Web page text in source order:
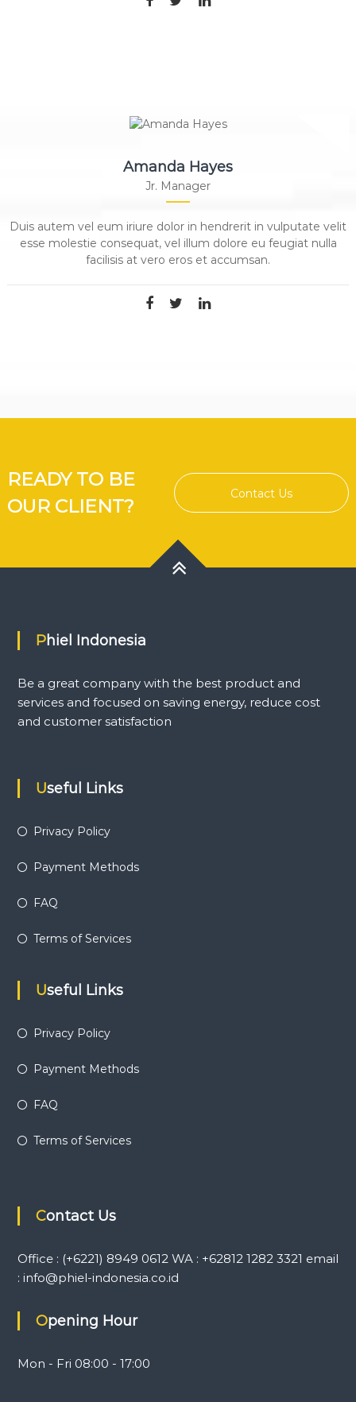
Amanda Hayes
Jr. Manager
Duis autem vel eum iriure dolor in hendrerit in vulputate velit
esse molestie consequat, vel illum dolore eu feugiat nulla
facilisis at vero eros et accumsan.
READY TO BE
OUR CLIENT?
Contact Us
Phiel Indonesia
Be a great company with the best product and
services and focused on saving energy, reduce cost
and customer satisfaction
Useful Links
Privacy Policy
Payment Methods
FAQ
Terms of Services
Useful Links
Privacy Policy
Payment Methods
FAQ
Terms of Services
Contact Us
Office : (+6221) 8949 0612 WA : +62812 1282 3321 email
: info@phiel-indonesia.co.id
Opening Hour
Mon - Fri 08:00 - 17:00